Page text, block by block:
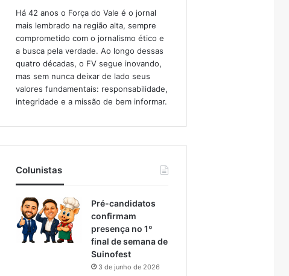
Há 42 anos o Força do Vale é o jornal
mais lembrado na região alta, sempre
comprometido com o jornalismo ético e
a busca pela verdade. Ao longo dessas
quatro décadas, o FV segue inovando,
mas sem nunca deixar de lado seus
valores fundamentais: responsabilidade,
integridade e a missão de bem informar.​
Colunistas
Pré-candidatos
confirmam
presença no 1º
final de semana de
Suinofest
3 de junho de 2026